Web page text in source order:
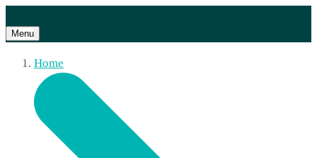
Menu
Home